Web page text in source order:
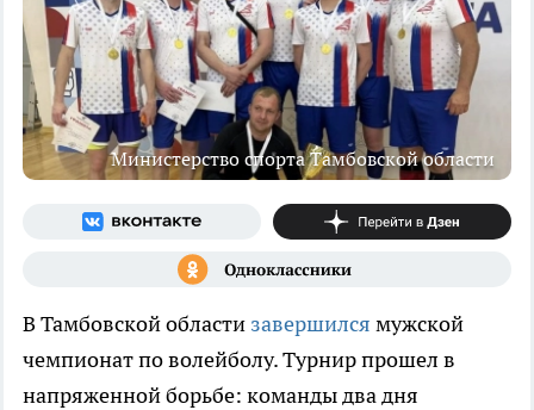
Министерство спорта Тамбовской области
В Тамбовской области завершился мужской
чемпионат по волейболу. Турнир прошел в
напряженной борьбе: команды два дня